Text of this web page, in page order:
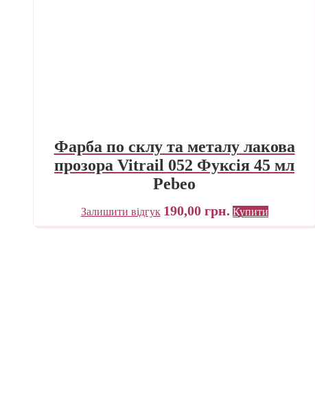
Фарба по склу та металу лакова
прозора Vitrail 052 Фуксія 45 мл
Pebeo
Залишити відгук 190,00 грн. Купити